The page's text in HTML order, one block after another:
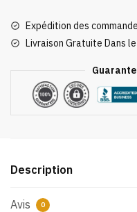
Scène
Toupie
Expédition des
Livraison Gratuite Dans
Description
Avis 0